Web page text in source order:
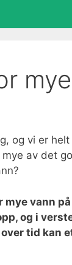
og vi er
av det
vann
og i
tid kan